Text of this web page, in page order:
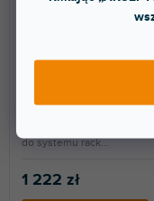
1 222 zł
do systemu rack...